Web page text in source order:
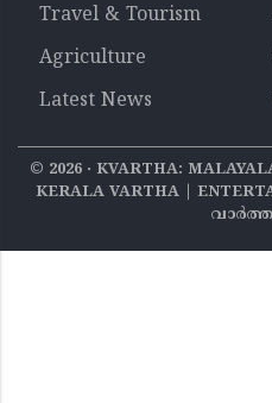
Travel & Tourism
Agriculture
Latest News
© 2026‧ KVARTHA:
KERALA VARTHA |